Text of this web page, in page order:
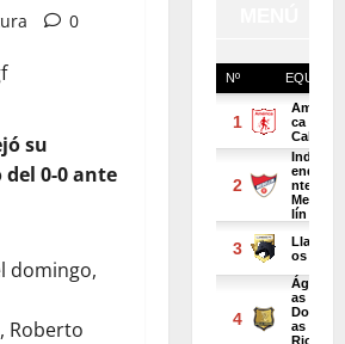
0
su
0-0 ante
domingo,
Roberto